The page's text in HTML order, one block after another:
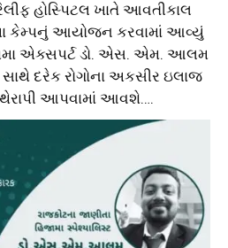
હોસ્પિટલ ખાતે આવતીકાલ
કેમ્પનું આયોજન કરવામાં આવ્યું
એક્સપર્ટ ડો. એસ. એમ. આલમ
સાથે દરેક રોગોના અકસીર ઇલાજ
થેરાપી આપવામાં આવશે….